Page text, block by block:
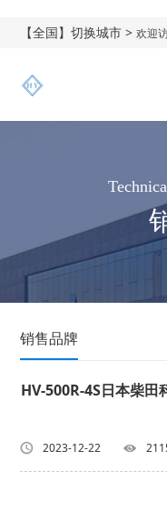
【全国】切换城市 >欢迎
销售品牌
HV-500R-4S日本柴
2023-12-22